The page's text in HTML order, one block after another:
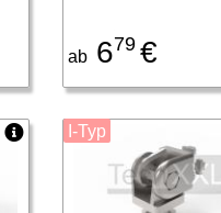
ab679 €
I-Typ